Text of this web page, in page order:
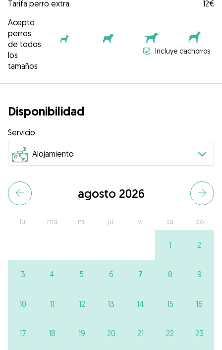
Tarifa perro extra
12€
Acepto
perros
de todos
los
tamaños
Incluye cachorros
Disponibilidad
Servicio
agosto 2026
lu ma mi ju vi sa do
1 2
3 4 5 6 7 8 9
10 11 12 13 14 15 16
17 18 19 20 21 22 23